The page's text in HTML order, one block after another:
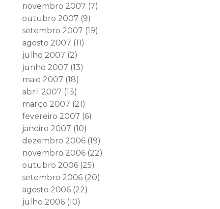
novembro 2007 (7)
outubro 2007 (9)
setembro 2007 (19)
agosto 2007 (11)
julho 2007 (2)
junho 2007 (13)
maio 2007 (18)
abril 2007 (13)
março 2007 (21)
fevereiro 2007 (6)
janeiro 2007 (10)
dezembro 2006(19)
novembro 2006(22)
outubro 2006(25)
setembro 2006(20)
agosto 2006(22)
julho 2006(10)